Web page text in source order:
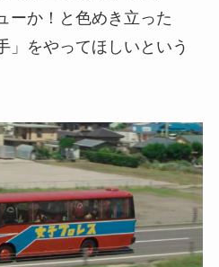
ーか！と色めき立った
をやってほしいという